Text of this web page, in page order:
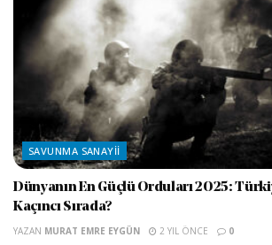
SAVUNMA SANAYII
Dünyanın En Güçlü Orduları 2025:
Kaçıncı Sırada?
YAZAN MURAT EMRE EYGÜN 2 YIL ÖNCE 0